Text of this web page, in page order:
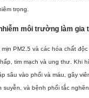
trọng.
môi trường làm gia
mịn PM2.5 và các hóa chất
tim mạch và ung thư. Khi
sâu vào phổi và máu, gây
suyễn, và bệnh phổi tắc nghẽn